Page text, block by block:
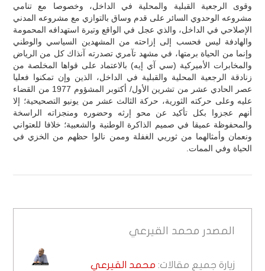
وقوى الرجعية القبلية والمحلية في الداخل، وخصوصا مع تنامي
مشروعه الوحدوي السائر على قدم وساق بالتوازي مع مشروعه المدني
الإصلاحي في الداخل، والذي عجل في الواقع وتيرة استهدافه المحمومة
والهادفة ليس فحسب إلى إزاحته من المشهدين السياسي والوطني
وإنما من الحياة برمتها، في مشهد تآمري تصدرته آنذاك كل من الرياض
والمخابرات الأميركية (سي آي إيه) بالاعتماد على قواها المخلصة من
زنادقة الرجعية المحلية والقبلية في الداخل، الذين وإن تمكنوا فعليا
عصر الحادي عشر من تشرين الأول/ أكتوبر المشؤوم 1977 من القضاء
عليه وعلى حركته الثورية، حركة الثالث عشر من يونيو التصحيحية؛ إلا
أنهم عجزوا بكل تأكيد عن محو إرثه وحضوره ومنجزاته الراسخة
والمحفوظة عميقا في صميم الذاكرة الوطنية والشعبية؛ خلافا للعتواني
ونعمان وأمثالهما من ثوريي الغفلة وممن نالوا حظهم من الخزي في
الحياة وفي الممات.
المصدر محمد القيرعي
زيارة جميع مقالات: محمد القيرعي